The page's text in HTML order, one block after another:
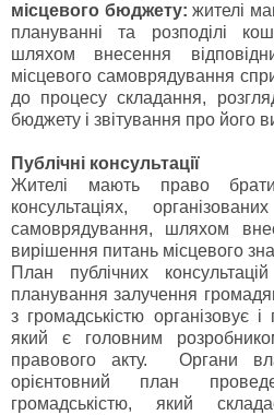
місцевого бюджету:жителі
плануванні та розподілі
шляхом внесення
місцевого самоврядування
до процесу складання,
бюджету і звітування про його
Публічні консультації
Жителі мають право
консультаціях,
самоврядування, шляхом
вирішення питань місцевого
План публічних
планування залучення
з громадськістю організовує
який є головним
правового акту. Органи
орієнтовний план
громадськістю, який